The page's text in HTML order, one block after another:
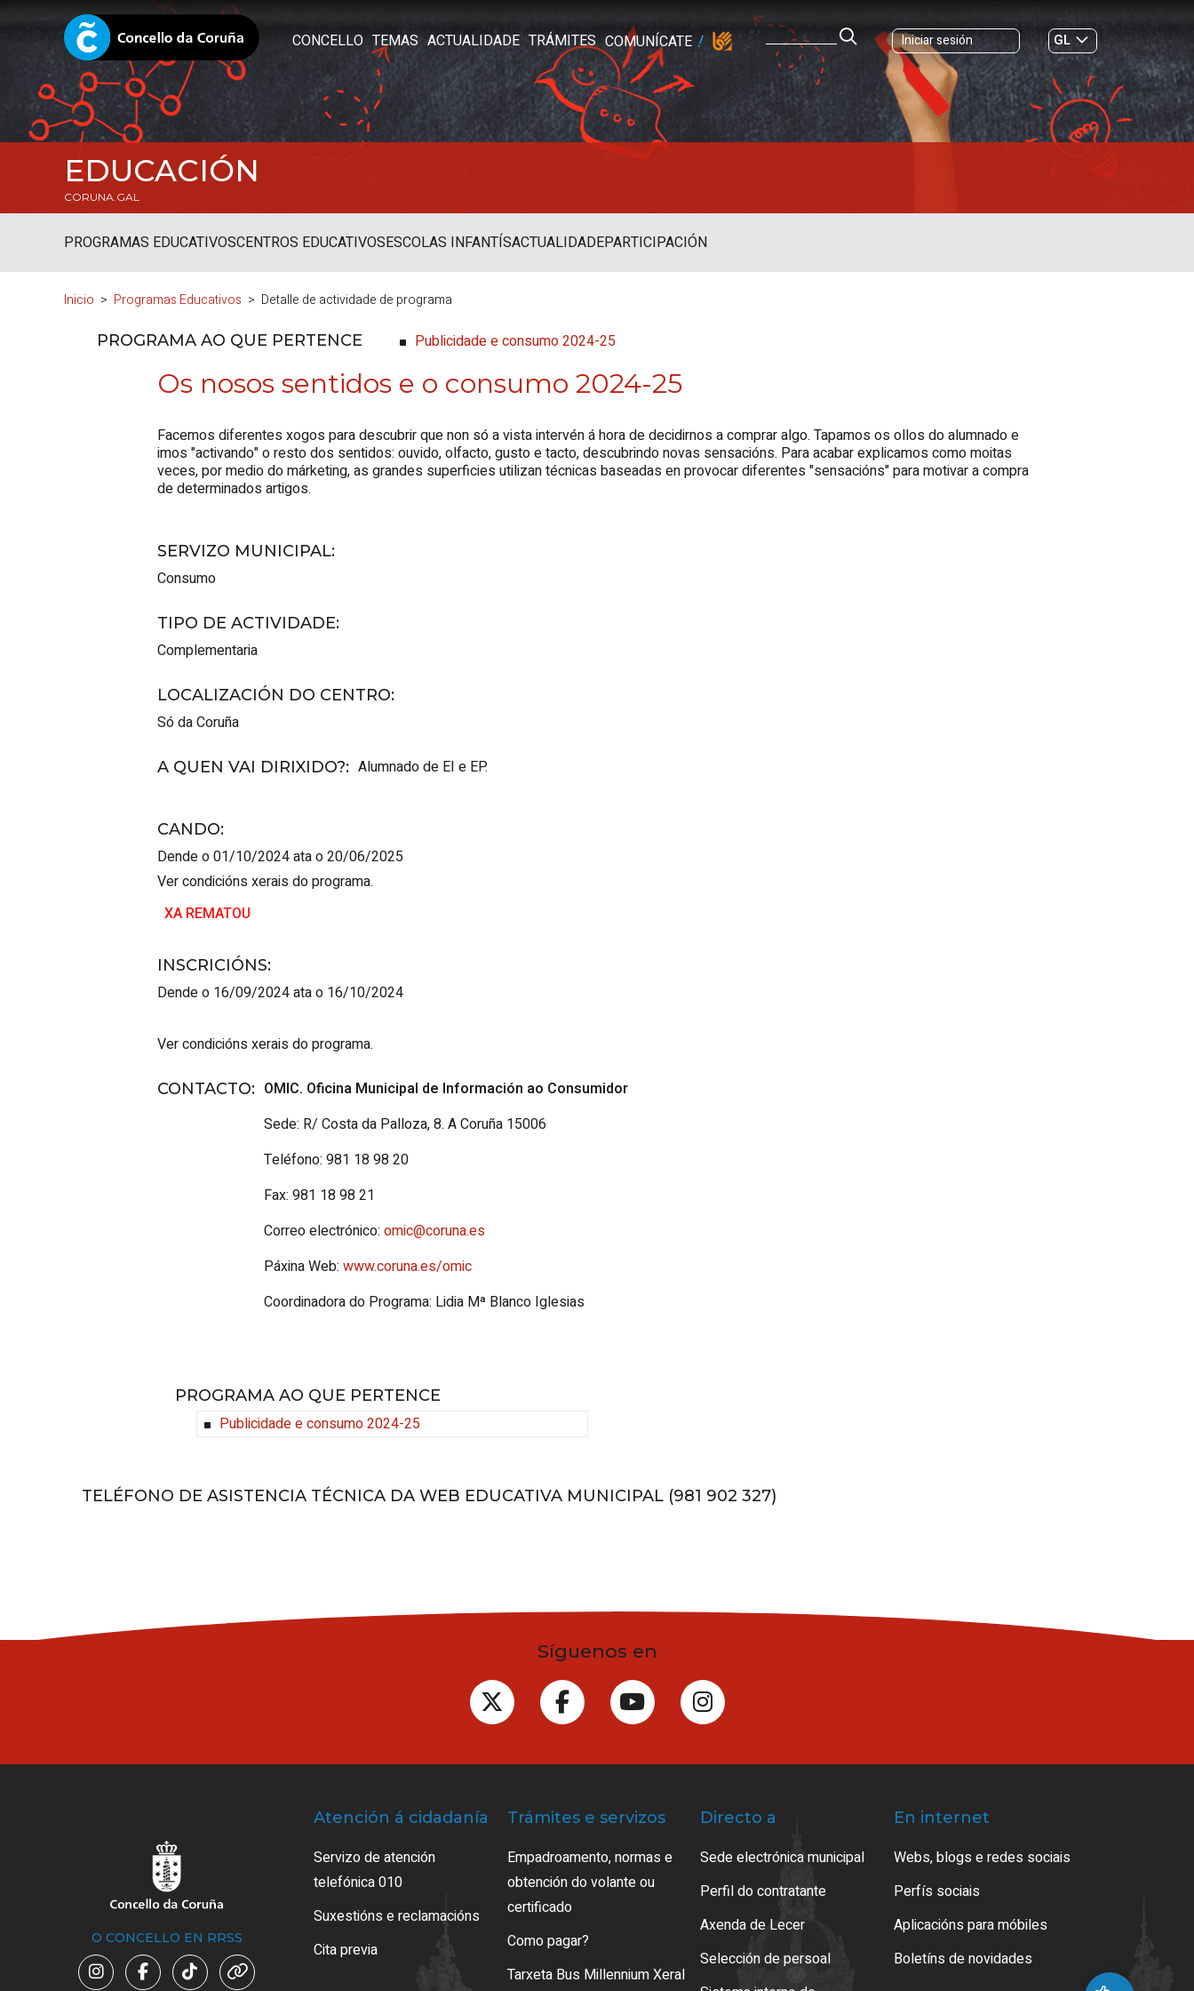
CONCELLO TEMAS ACTUALIDADE TRÁMITES COMUNÍCATE Iniciar sesión
GL
ES|
EDUCACIÓN
CORUNA.GAL
PROGRAMAS EDUCATIVOSCENTROS EDUCATIVOSESCOLAS INFANTÍSACTUALIDADEPARTICIPACIÓN
Inicio Programas Educativos Detalle de actividade de programa
PROGRAMA AO QUE PERTENCE Publicidade e consumo 2024-25
Os nosos sentidos e o consumo 2024-25
Facemos diferentes xogos para descubrir que non só a vista intervén á hora de decidirnos a comprar algo. Tapamos os ollos do alumnado e
imos "activando" o resto dos sentidos: ouvido, olfacto, gusto e tacto, descubrindo novas sensacións. Para acabar explicamos como moitas
veces, por medio do márketing, as grandes superficies utilizan técnicas baseadas en provocar diferentes "sensacións" para motivar a compra
de determinados artigos.
SERVIZO MUNICIPAL:
Consumo
TIPO DE ACTIVIDADE:
Complementaria
LOCALIZACIÓN DO CENTRO:
Só da Coruña
A QUEN VAI DIRIXIDO?: Alumnado de EI e EP.
CANDO:
Dende o 01/10/2024 ata o 20/06/2025
Ver condicións xerais do programa.
XA REMATOU
INSCRICIÓNS:
Dende o 16/09/2024 ata o 16/10/2024
Ver condicións xerais do programa.
CONTACTO: OMIC. Oficina Municipal de Información ao Consumidor
Sede: R/ Costa da Palloza, 8. A Coruña 15006
Teléfono: 981 18 98 20
Fax: 981 18 98 21
Correo electrónico: omic@coruna.es
Páxina Web: www.coruna.es/omic
Coordinadora do Programa: Lidia Mª Blanco Iglesias
PROGRAMA AO QUE PERTENCE
Publicidade e consumo 2024-25
TELÉFONO DE ASISTENCIA TÉCNICA DA WEB EDUCATIVA MUNICIPAL (981 902 327)
Síguenos en
O CONCELLO EN RRSS
Atención á cidadanía
Servizo de atención
telefónica 010
Suxestións e reclamacións
Cita previa
Trámites e servizos
Empadroamento, normas e
obtención do volante ou
certificado
Como pagar?
Tarxeta Bus Millennium Xeral
Directo a
Sede electrónica municipal
Perfil do contratante
Axenda de Lecer
Selección de persoal
En internet
Webs, blogs e redes sociais
Perfís sociais
Aplicacións para móbiles
Boletíns de novidades